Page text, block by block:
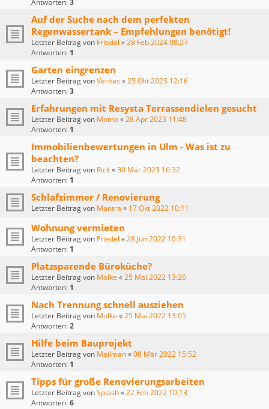
Antworten:3
Auf der Suche nach dem perfekten
Regenwassertank – Empfehlungen benötigt!
Letzter Beitrag von Friedel «28 Feb 2024 08:27
Antworten: 1
Garten eingrenzen
Letzter Beitrag vonVeritas«25 Okt 2023 12:16
Antworten:3
Erfahrungen mit Resysta Terrassendielen gesucht
Letzter Beitrag von Momo«28 Apr 2023 11:48
Antworten: 1
Immobilienbewertungen in Ulm - Was ist zu
beachten?
Letzter Beitrag von Rick«30 Mär 2023 16:32
Antworten: 1
Schlafzimmer / Renovierung
Letzter Beitrag von Mantra « 17 Okt 2022 10:11
Wohnung vermieten
Letzter Beitrag von Friedel «28 Jun 2022 10:31
Antworten: 1
Platzsparende Büroküche?
Letzter Beitrag von Molke «25 Mai 2022 13:20
Antworten: 1
Nach Trennung schnell ausziehen
Letzter Beitrag von Molke «25 Mai 2022 13:05
Antworten:2
Hilfe beim Bauprojekt
Letzter Beitrag von Mailman«08 Mär 2022 15:52
Antworten: 1
Tipps für große Renovierungsarbeiten
Letzter Beitrag vonSplash«22 Feb 2022 10:13
Antworten:6